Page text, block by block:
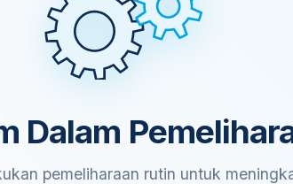
Dalam
pemeliharaan rutin untuk